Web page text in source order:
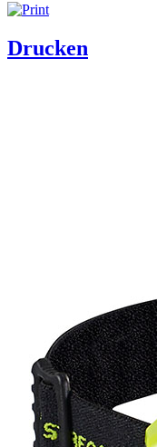
Drucken